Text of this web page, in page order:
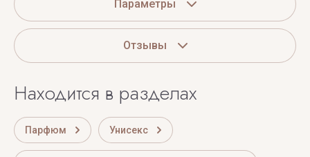
Параметры
Отзывы
Находится в разделах
Парфюм Унисекс